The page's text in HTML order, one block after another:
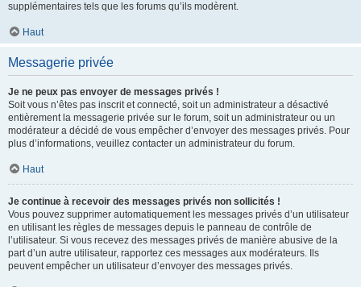
supplémentaires tels que les forums qu’ils modèrent.
Haut
Messagerie privée
Je ne peux pas envoyer de messages privés !
Soit vous n’êtes pas inscrit et connecté, soit un administrateur a désactivé
entièrement la messagerie privée sur le forum, soit un administrateur ou un
modérateur a décidé de vous empêcher d’envoyer des messages privés. Pour
plus d’informations, veuillez contacter un administrateur du forum.
Haut
Je continue à recevoir des messages privés non sollicités !
Vous pouvez supprimer automatiquement les messages privés d’un utilisateur
en utilisant les règles de messages depuis le panneau de contrôle de
l’utilisateur. Si vous recevez des messages privés de manière abusive de la
part d’un autre utilisateur, rapportez ces messages aux modérateurs. Ils
peuvent empêcher un utilisateur d’envoyer des messages privés.